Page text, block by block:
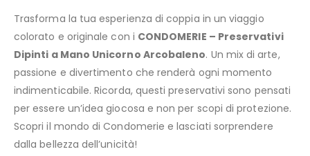
Trasforma la tua esperienza di coppia in un viaggio
colorato e originale con i CONDOMERIE – Preservativi
Dipinti a Mano Unicorno Arcobaleno. Un mix di arte,
passione e divertimento che renderà ogni momento
indimenticabile. Ricorda, questi preservativi sono pensati
per essere un’idea giocosa e non per scopi di protezione.
Scopri il mondo di Condomerie e lasciati sorprendere
dalla bellezza dell’unicità!